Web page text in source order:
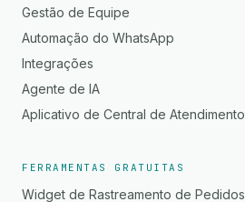
Gestão de Equipe
Automação do WhatsApp
Integrações
Agente de IA
Aplicativo de Central de Atendimento
FERRAMENTAS GRATUITAS
Widget de Rastreamento de Pedidos